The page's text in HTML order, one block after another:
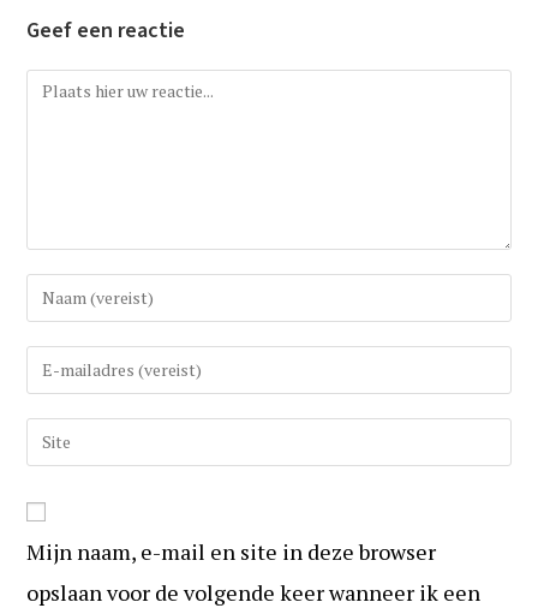
Geef een reactie
Reactie
Vul
uw
(gebruikers)naam
om
Vul
uw
e-
mail
om
te
Vul
uw
URL
in
(optioneel)
Mijn naam, e-mail en site in deze browser
opslaan voor de volgende keer wanneer ik een